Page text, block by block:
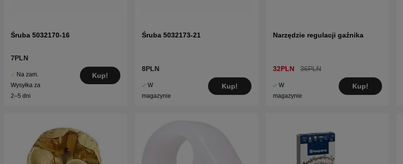
Śruba 5032170-16
7PLN
Na zam.
Wysyłka za
2–5 dni
Kup!
Śruba 5032173-21
8PLN
W
magazynie
Kup!
Narzędzie regulacji gaźnika
32PLN 36PLN
W
magazynie
Kup!